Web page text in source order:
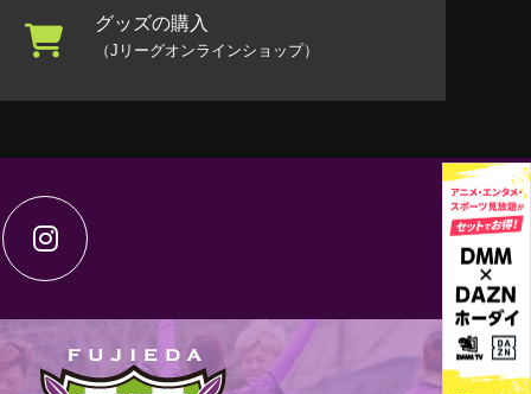
グッズの購入
（Jリーグオンラインショップ）